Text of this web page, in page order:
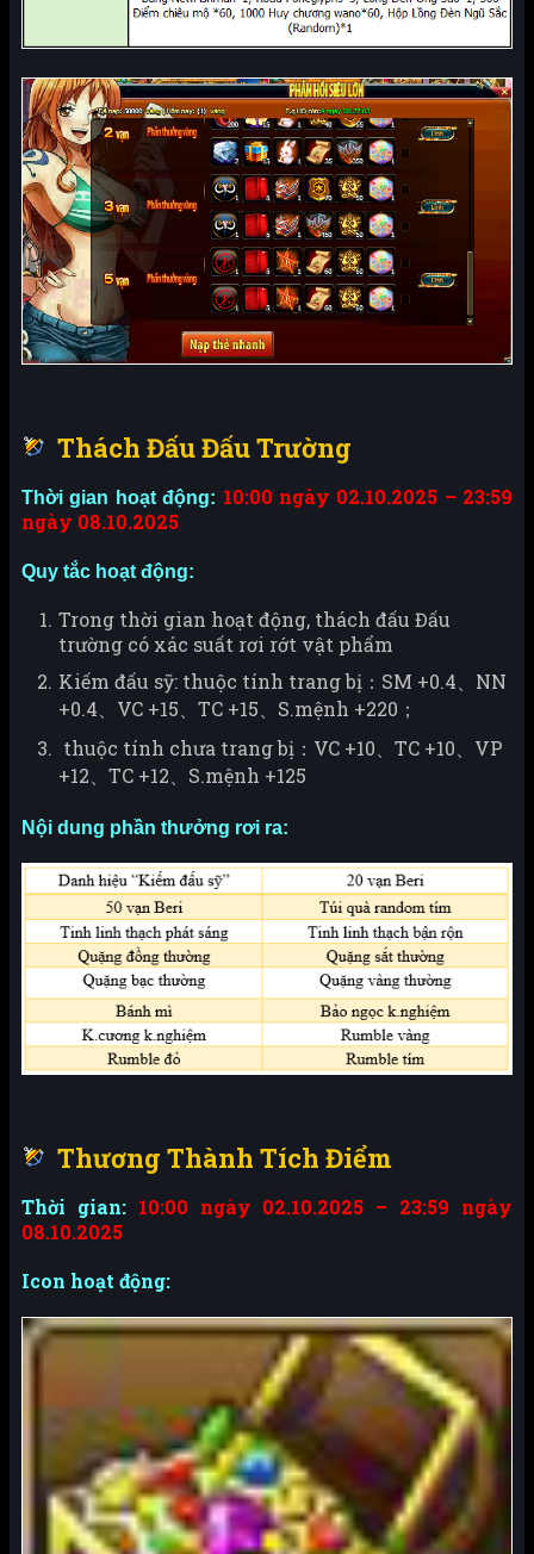
Thách Đấu Đấu Trường
Thời gian hoạt động: 10:00 ngày 02.10.2025 – 23:59
ngày 08.10.2025
Quy tắc hoạt động:
Trong thời gian hoạt động, thách đấu Đấu
trường có xác suất rơi rớt vật phẩm
Kiếm đấu sỹ: thuộc tính trang bị：SM +0.4、NN
+0.4、VC +15、TC +15、S.mệnh +220；
thuộc tính chưa trang bị：VC +10、TC +10、VP
+12、TC +12、S.mệnh +125
Nội dung phần thưởng rơi ra:
Thương Thành Tích Điểm
Thời gian: 10:00 ngày 02.10.2025 – 23:59 ngày
08.10.2025
Icon hoạt động: